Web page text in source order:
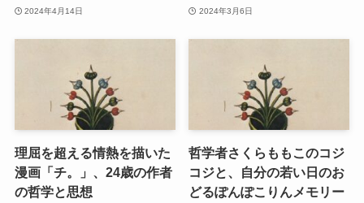
2024年4月14日 2024年3月6日
理屈を超える情熱を描いた
漫画「チ。」、24歳の作者
の哲学と思想
哲学者さくらももこのコジ
コジと、自分の若い日のお
どるぽんぽこりんメモリー